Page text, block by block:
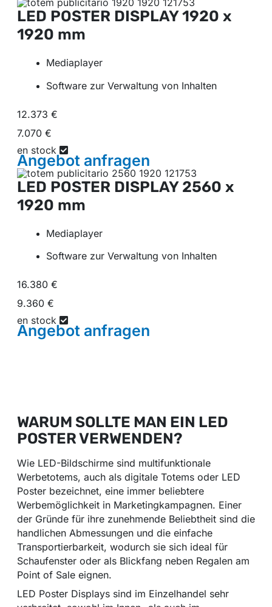
LED POSTER DISPLAY1920 x
1920 mm
Mediaplayer
Software zur Verwaltung von Inhalten
12.373 €
7.070 €
en stock
Angebot anfragen
LED POSTER DISPLAY 2560 x
1920 mm
Mediaplayer
Software zur Verwaltung von Inhalten
16.380 €
9.360 €
en stock
Angebot anfragen
WARUM SOLLTE MAN EIN LED
POSTER VERWENDEN?
Wie LED-Bildschirme sind multifunktionale
Werbetotems, auch als digitale Totems oder LED
Poster bezeichnet, eine immer beliebtere
Werbemöglichkeit in Marketingkampagnen. Einer
der Gründe für ihre zunehmende Beliebtheit sind die
handlichen Abmessungen und die einfache
Transportierbarkeit, wodurch sie sich ideal für
Schaufenster oder als Blickfang neben Regalen am
Point of Sale eignen.
LED Poster Displays sind im Einzelhandel sehr